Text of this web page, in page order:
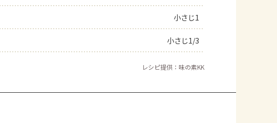
小さじ1
小さじ1/3
レシピ提供：味の素KK